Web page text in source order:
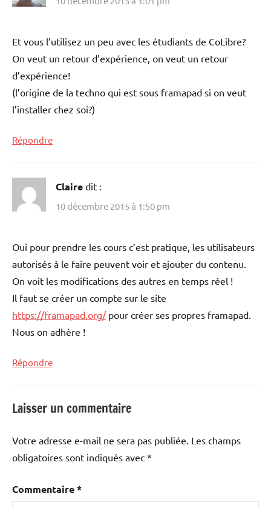
Et vous l’utilisez un peu avec les étudiants de CoLibre?
On veut un retour d’expérience, on veut un retour
d’expérience!
(l’origine de la techno qui est sous framapad si on veut
l’installer chez soi?)
Répondre
Claire dit :
10 décembre 2015 à 1:50 pm
Oui pour prendre les cours c’est pratique, les utilisateurs
autorisés à le faire peuvent voir et ajouter du contenu.
On voit les modifications des autres en temps réel !
Il faut se créer un compte sur le site
https://framapad.org/pour créer ses propres framapad.
Nous on adhère !
Répondre
Laisser un commentaire
Votre adresse e-mail ne sera pas publiée. Les champs
obligatoires sont indiqués avec *
Commentaire*